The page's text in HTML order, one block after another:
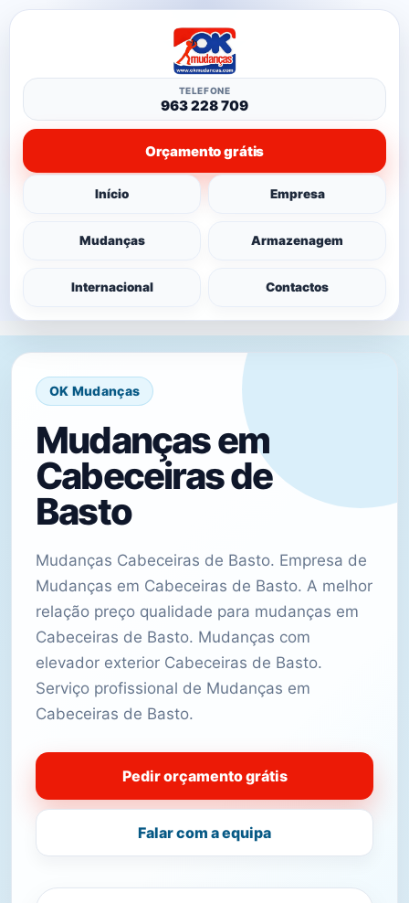
Início Empresa
Mudanças Armazenagem
Internacional Contactos
TELEFONE
963 228 709
Orçamento grátis
OK Mudanças
Mudanças em
Cabeceiras de
Basto
Mudanças Cabeceiras de Basto. Empresa de
Mudanças em Cabeceiras de Basto. A melhor
relação preço qualidade para mudanças em
Cabeceiras de Basto. Mudanças com
elevador exterior Cabeceiras de Basto.
Serviço profissional de Mudanças em
Cabeceiras de Basto.
Pedir orçamento grátis
Falar com a equipa